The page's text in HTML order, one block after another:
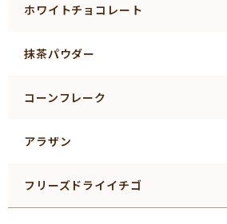
ホワイトチョコレート
抹茶パウダー
コーンフレーク
アラザン
フリーズドライイチゴ